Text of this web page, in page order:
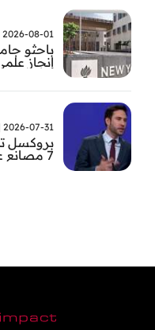
2026-08-01 | 01:06
باحثو
إنجاز
2026-07-31 | 12:26
7 مصانع عملاقة للذكاء الاصطناعي